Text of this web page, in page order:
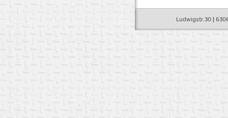
Ludwigstr.30 |